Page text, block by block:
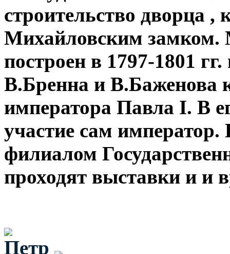
строительство дворца ,
Михайловским замком.
построен в 1797-1801
В.Бренна и В.Баженова
императора Павла I. В
участие сам император.
филиалом
проходят выставки и и